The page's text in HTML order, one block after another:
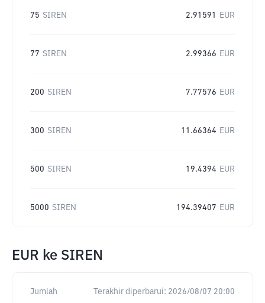
75 SIREN 2.91591 EUR
77 SIREN 2.99366 EUR
200 SIREN 7.77576 EUR
300 SIREN 11.66364 EUR
500 SIREN 19.4394 EUR
5000 SIREN 194.39407 EUR
EUR ke SIREN
Jumlah Terakhir diperbarui: 2026/08/07 20:00